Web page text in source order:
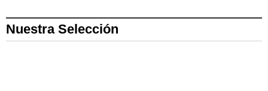
Nuestra Selección